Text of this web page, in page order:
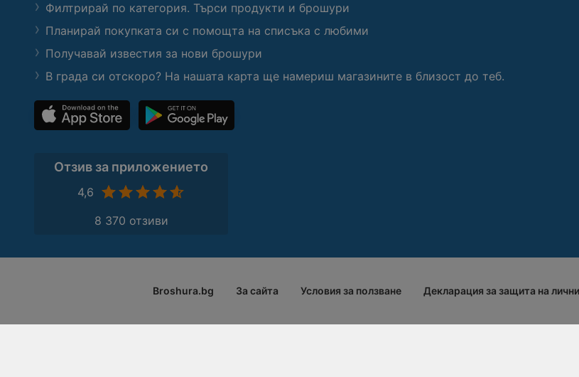
Филтрирай по категория. Търси продукти и брошури
Планирай покупката си с помощта на списъка с любими
Получавай известия за нови брошури
В града си отскоро? На нашата карта ще намериш магазините в близост до теб.
Отзив за приложението
4,6
8 370 отзиви
Broshura.bg За сайта Условия за ползване Декларация за защита на